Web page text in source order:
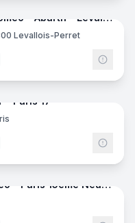
Neubauer - Fiat- Jeep - Alfa Romeo - Abarth - Levallois-Perret
Levallois-Perret
17
Paris 17
Fiat - Abarth - Jeep - Alfa Romeo - Paris 15ème Neubauer